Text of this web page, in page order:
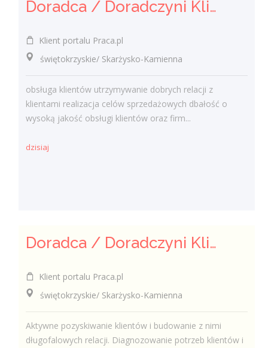
Doradca / Doradczyni Klienta (bankowość)
Klient portalu Praca.pl
świętokrzyskie/ Skarżysko-Kamienna
obsługa klientów utrzymywanie dobrych relacji z
klientami realizacja celów sprzedażowych dbałość o
wysoką jakość obsługi klientów oraz firm...
dzisiaj
Doradca / Doradczyni Klienta – branża finansowa
Klient portalu Praca.pl
świętokrzyskie/ Skarżysko-Kamienna
Aktywne pozyskiwanie klientów i budowanie z nimi
długofalowych relacji. Diagnozowanie potrzeb klientów i